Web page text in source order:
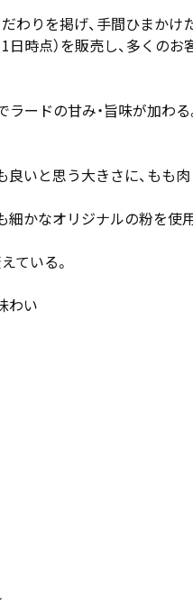
りを掲げ、手間ひまかけ
時点）を販売し、多くのお
ードの甘み・旨味が加わ
いと思う大きさに、もも
かなオリジナルの粉を使用
ている。
わい